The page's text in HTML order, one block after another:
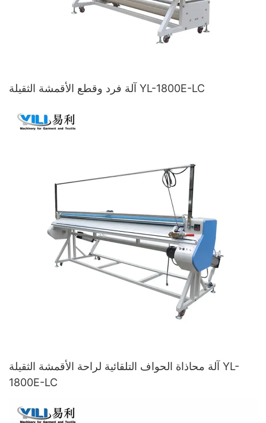
آلة فرد وقطع الأقمشة الثقيلة YL-1800E-LC
آلة محاذاة الحواف التلقائية لراحة الأقمشة الثقيلة YL-
1800E-LC